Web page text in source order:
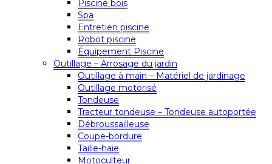
Piscine bois
Spa
Entretien piscine
Robot piscine
Équipement Piscine
Outillage – Arrosage du jardin
Outillage à main – Matériel de jardinage
Outillage motorisé
Tondeuse
Tracteur tondeuse – Tondeuse autoportée
Débroussailleuse
Coupe-bordure
Taille-haie
Motoculteur